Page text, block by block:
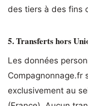
des tiers à des fins
5. Transferts hors
Les données
Compagnonnage.fr
exclusivement au